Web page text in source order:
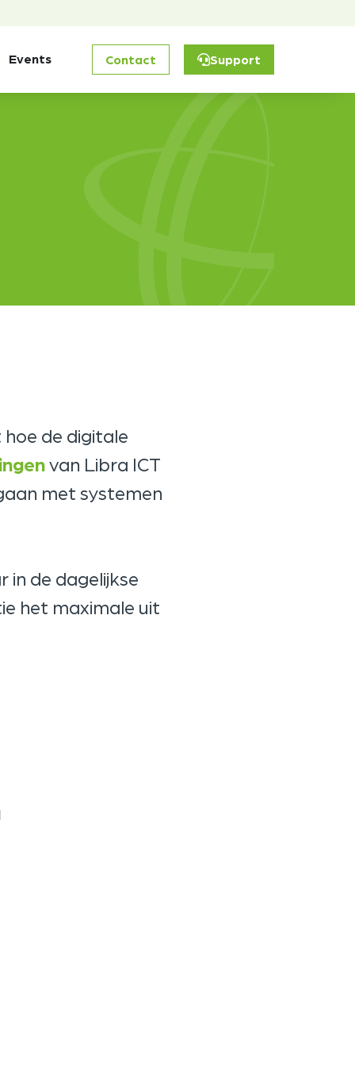
Events Contact Support
de digitale
van Libra ICT
met systemen
in de dagelijkse
het maximale uit